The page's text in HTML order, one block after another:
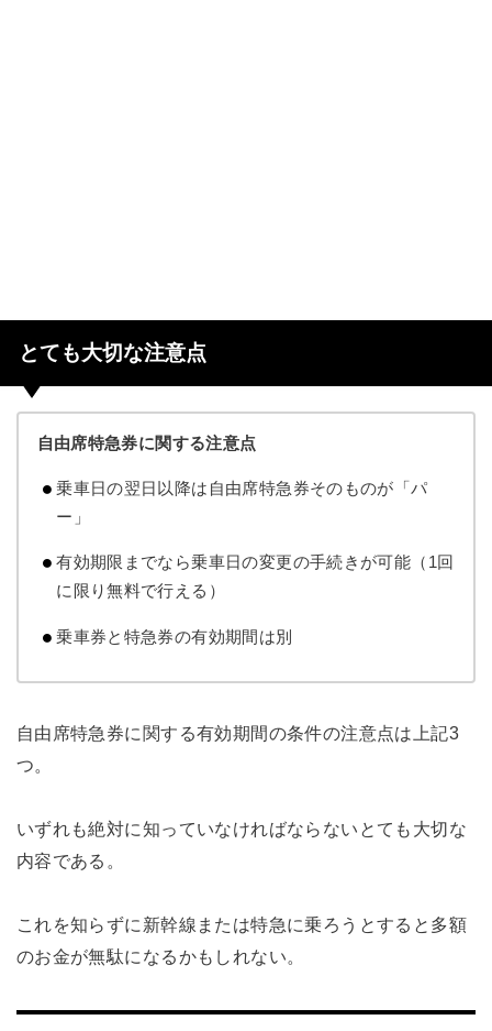
とても大切な注意点
自由席特急券に関する注意点
乗車日の翌日以降は自由席特急券そのものが「パ
ー」
有効期限までなら乗車日の変更の手続きが可能（1回
に限り無料で行える）
乗車券と特急券の有効期間は別
自由席特急券に関する有効期間の条件の注意点は上記3
つ。
いずれも絶対に知っていなければならないとても大切な
内容である。
これを知らずに新幹線または特急に乗ろうとすると多額
のお金が無駄になるかもしれない。